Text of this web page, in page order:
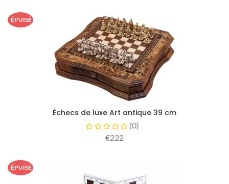
ÉPUISÉ
Échecs de luxe Art antique 39 cm
(0)
€222
ÉPUISÉ